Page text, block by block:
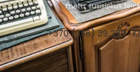
metu, susisiekus
+370 (656) 39 287